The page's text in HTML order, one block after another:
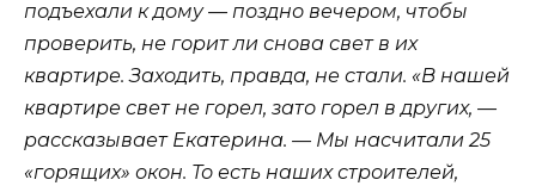
подъехали к дому — поздно вечером, чтобы
проверить, не горит ли снова свет в их
квартире. Заходить, правда, не стали. «В нашей
квартире свет не горел, зато горел в других, —
рассказывает Екатерина. — Мы насчитали 25
«горящих» окон. То есть наших строителей,